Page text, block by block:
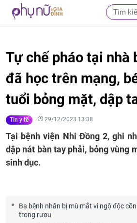
Tự chế pháo tại nhà
đã học trên mạng,
tuổi bỏng mặt, dập
Tin y tế 29/12/2023 13:38
Tại bệnh viện Nhi Đồng 2, ghi
dập nát bàn tay phải, bỏng vùng
sinh dục.
Ba bệnh nhân bị mù mắt vì ngộ độc
trong rượu